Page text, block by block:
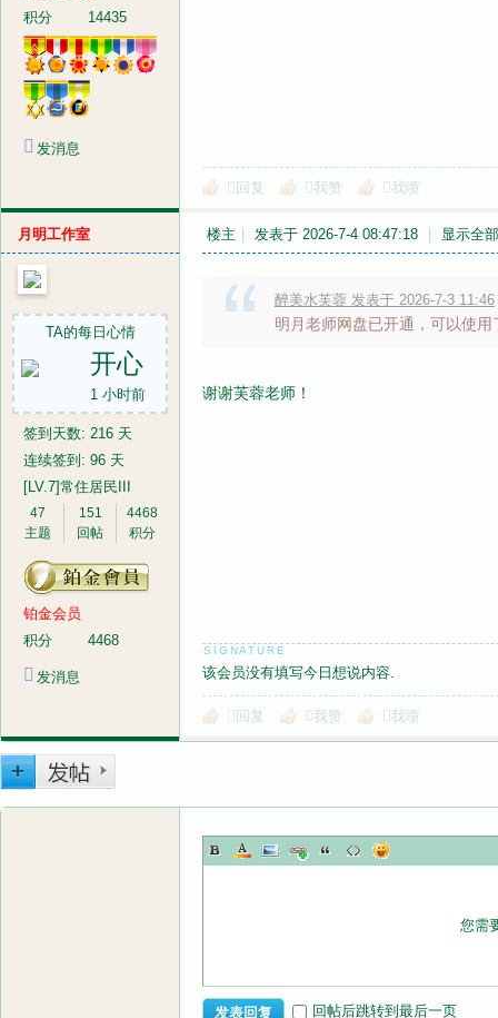
积分
14435
发消息
回复 我赞 我喷
月明工作室
TA的每日心情
开心
1 小时前
签到天数: 216 天
连续签到: 96 天
[LV.7]常住居民III
47
主题
151
回帖
4468
积分
铂金会员
积分
4468
发消息
楼主 发表于 2026-7-4 08:47:18 显示全
醉美水芙蓉 发表于 2026-7-3 11:46
明月老师网盘已开通，可以使用
谢谢芙蓉老师！
该会员没有填写今日想说内容.
回复 我赞 我喷
您需
发表回复 回帖后跳转到最后一页